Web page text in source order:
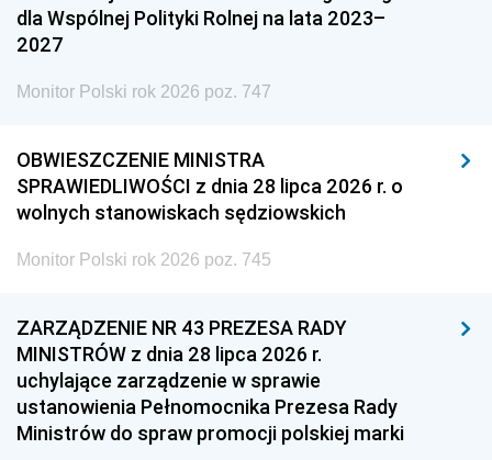
dla Wspólnej Polityki Rolnej na lata 2023–
2027
Monitor Polski rok 2026 poz. 747
OBWIESZCZENIE MINISTRA
SPRAWIEDLIWOŚCI z dnia 28 lipca 2026 r. o
wolnych stanowiskach sędziowskich
Monitor Polski rok 2026 poz. 745
ZARZĄDZENIE NR 43 PREZESA RADY
MINISTRÓW z dnia 28 lipca 2026 r.
uchylające zarządzenie w sprawie
ustanowienia Pełnomocnika Prezesa Rady
Ministrów do spraw promocji polskiej marki